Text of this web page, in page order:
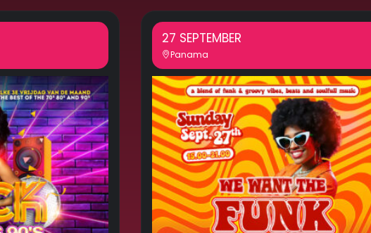
27 SEPTEMBER
Panama